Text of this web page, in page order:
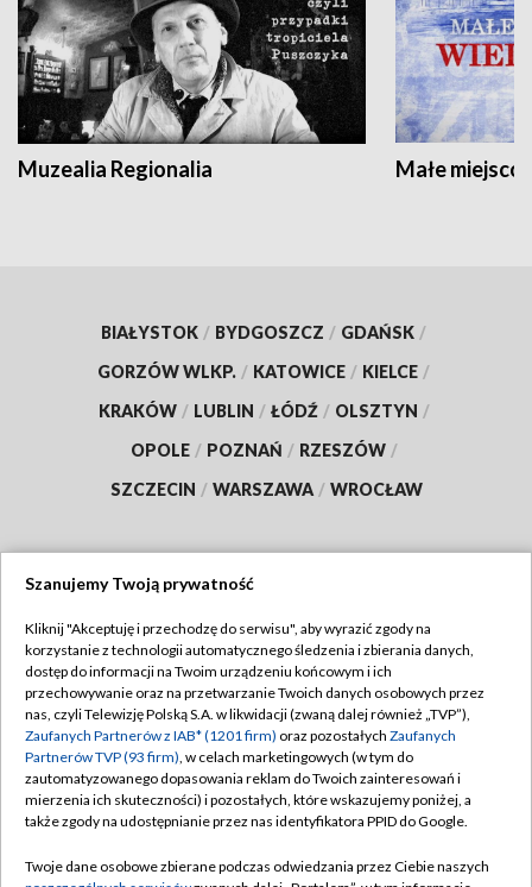
Muzealia Regionalia Małe
BIAŁYSTOK / BYDGOSZCZ / GDAŃSK /
GORZÓW WLKP. / KATOWICE / KIELCE /
KRAKÓW / LUBLIN / ŁÓDŹ / OLSZTYN /
OPOLE / POZNAŃ / RZESZÓW /
SZCZECIN / WARSZAWA / WROCŁAW
TVP
Abonament TVP
Emisja w TVP
Centrum informacji TVP
Naziemna Telewizja Cyfrowa
Regulamin TVP
Polityka prywatności
Moje zgody
Pomoc
Szanujemy Twoją prywatność
Kliknij "Akceptuję i przechodzę do serwisu", aby wyrazić zgody na
korzystanie z technologii automatycznego śledzenia i zbierania danych,
dostęp do informacji na Twoim urządzeniu końcowym i ich
przechowywanie oraz na przetwarzanie Twoich danych osobowych przez
nas, czyli Telewizję Polską S.A. w likwidacji (zwaną dalej również „TVP”),
Zaufanych Partnerów z IAB* (1201 firm) oraz pozostałych Zaufanych
Partnerów TVP (93 firm), w celach marketingowych (w tym do
zautomatyzowanego dopasowania reklam do Twoich zainteresowań i
mierzenia ich skuteczności) i pozostałych, które wskazujemy poniżej, a
także zgody na udostępnianie przez nas identyfikatora PPID do Google.
Twoje dane osobowe zbierane podczas odwiedzania przez Ciebie naszych